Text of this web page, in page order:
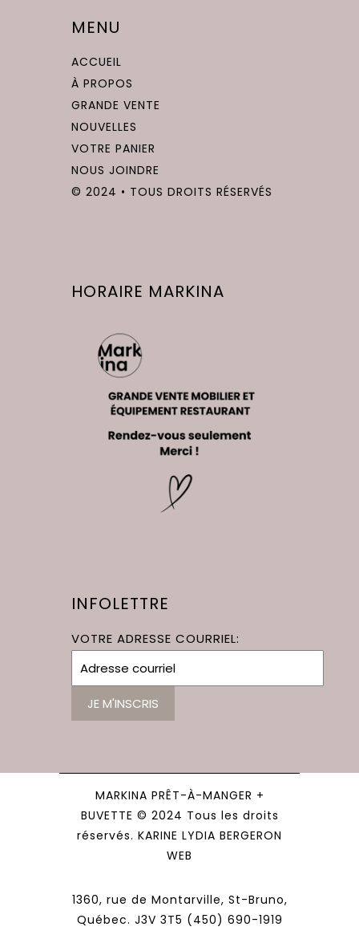
MENU
ACCUEIL
À PROPOS
GRANDE VENTE
NOUVELLES
VOTRE PANIER
NOUS JOINDRE
© 2024 • TOUS DROITS RÉSERVÉS
HORAIRE MARKINA
INFOLETTRE
VOTRE ADRESSE COURRIEL:
MARKINA PRÊT-À-MANGER +
BUVETTE © 2024 Tous les droits
réservés. KARINE LYDIA BERGERON
WEB
1360, rue de Montarville, St-Bruno,
Québec. J3V 3T5 (450) 690-1919